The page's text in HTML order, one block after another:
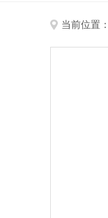
当前位置：